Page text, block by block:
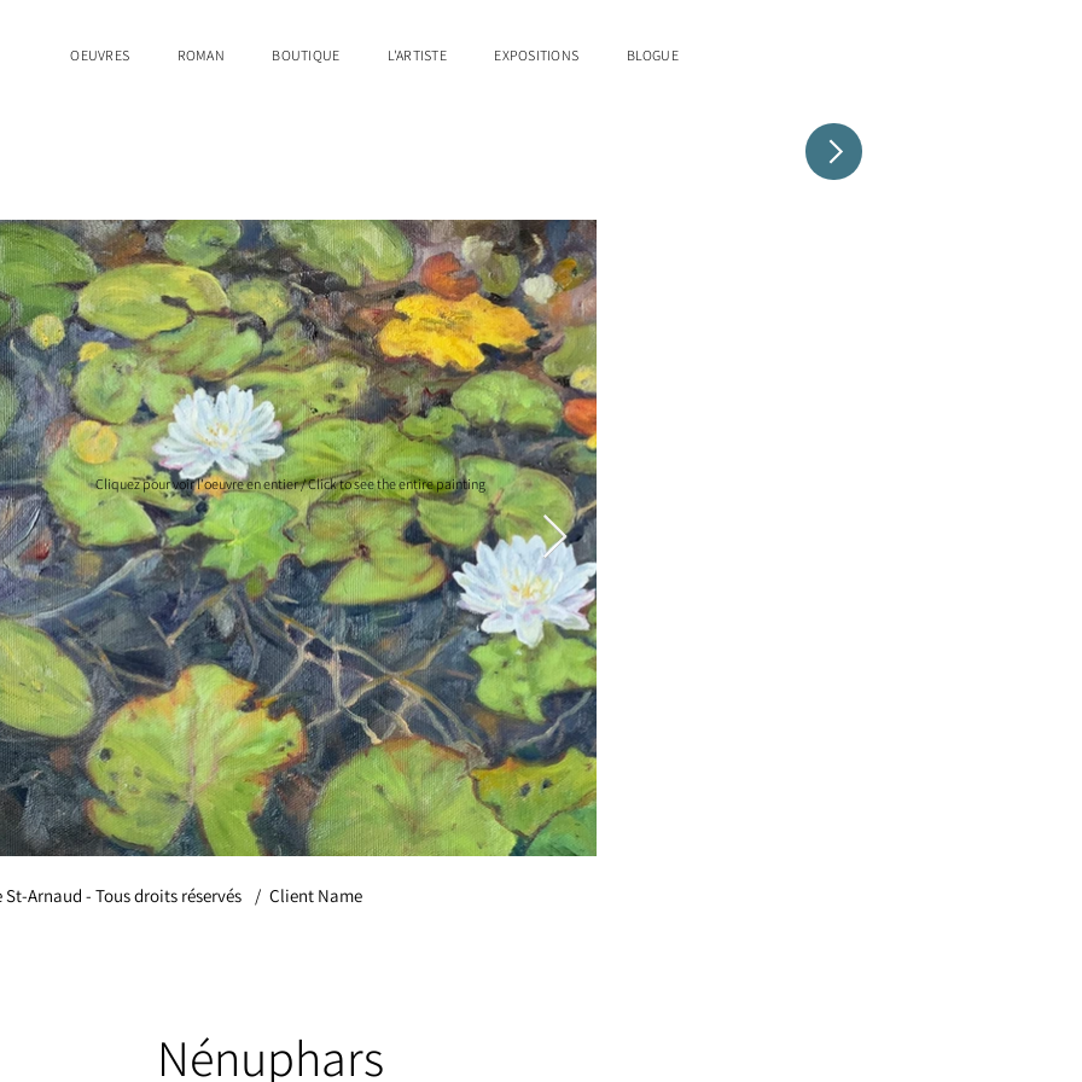
OEUVRES ROMAN BOUTIQUE L'ARTISTE EXPOSITIONS BLOGUE
Cliquez pour voir l'oeuvre en entier / Click to see the entire painting
St-Arnaud - Tous droits réservés Client Name
/
Nénuphars